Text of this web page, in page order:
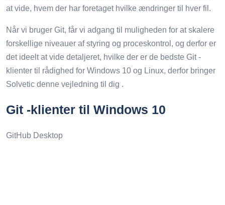
at vide, hvem der har foretaget hvilke ændringer til hver fil.
Når vi bruger Git, får vi adgang til muligheden for at skalere
forskellige niveauer af styring og proceskontrol, og derfor er
det ideelt at vide detaljeret, hvilke der er de bedste Git -
klienter til rådighed for Windows 10 og Linux, derfor bringer
Solvetic denne vejledning til dig .
Git -klienter til Windows 10
GitHub Desktop